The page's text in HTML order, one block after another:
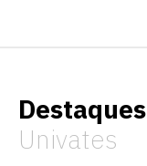
Destaques
Univates